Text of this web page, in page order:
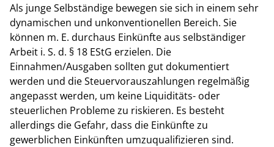
Als junge Selbständige bewegen sie sich in einem sehr
dynamischen und unkonventionellen Bereich. Sie
können m. E. durchaus Einkünfte aus selbständiger
Arbeit i. S. d. § 18 EStG erzielen. Die
Einnahmen/Ausgaben sollten gut dokumentiert
werden und die Steuervorauszahlungen regelmäßig
angepasst werden, um keine Liquiditäts- oder
steuerlichen Probleme zu riskieren. Es besteht
allerdings die Gefahr, dass die Einkünfte zu
gewerblichen Einkünften umzuqualifizieren sind.